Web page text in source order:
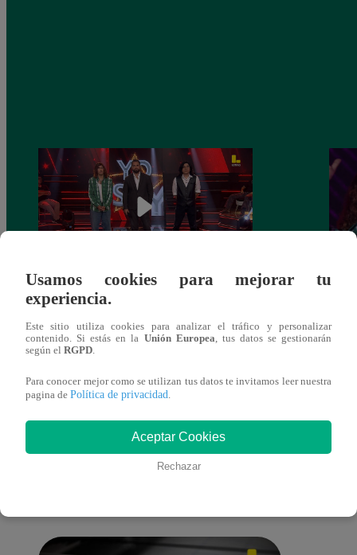
Yo Soy GRANDES BATALLAS: ¡El
mantuvo su silla de consagrado!
También te puede
interesar
Usamos cookies para mejorar tu
experiencia.
Este sitio utiliza cookies para analizar el tráfico y personalizar
contenido. Si estás en la Unión Europea, tus datos se gestionarán
según el RGPD.
Para conocer mejor como se utilizan tus datos te invitamos leer nuestra
pagina de Política de privacidad.
Aceptar Cookies
Rechazar